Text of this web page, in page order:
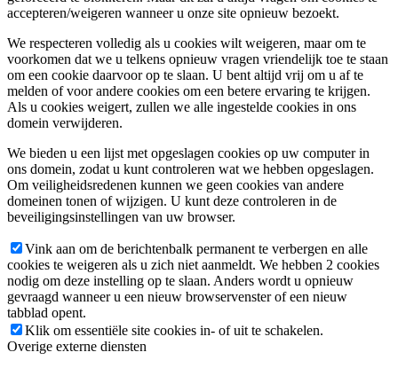
accepteren/weigeren wanneer u onze site opnieuw bezoekt.
We respecteren volledig als u cookies wilt weigeren, maar om te
voorkomen dat we u telkens opnieuw vragen vriendelijk toe te staan
om een cookie daarvoor op te slaan. U bent altijd vrij om u af te
melden of voor andere cookies om een betere ervaring te krijgen.
Als u cookies weigert, zullen we alle ingestelde cookies in ons
domein verwijderen.
We bieden u een lijst met opgeslagen cookies op uw computer in
ons domein, zodat u kunt controleren wat we hebben opgeslagen.
Om veiligheidsredenen kunnen we geen cookies van andere
domeinen tonen of wijzigen. U kunt deze controleren in de
beveiligingsinstellingen van uw browser.
Vink aan om de berichtenbalk permanent te verbergen en alle
cookies te weigeren als u zich niet aanmeldt. We hebben 2 cookies
nodig om deze instelling op te slaan. Anders wordt u opnieuw
gevraagd wanneer u een nieuw browservenster of een nieuw
tabblad opent.
Klik om essentiële site cookies in- of uit te schakelen.
Overige externe diensten